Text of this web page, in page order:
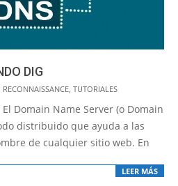
DIG
RECONNAISSANCE TUTORIALES
Domain Name Server (o Domain
distribuido que ayuda a las
de cualquier sitio web. En
LEER MÁS